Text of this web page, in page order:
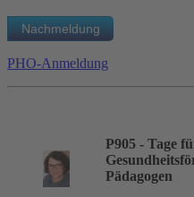
PHO-Anmeldung
P905 - Tage
Pädagogen